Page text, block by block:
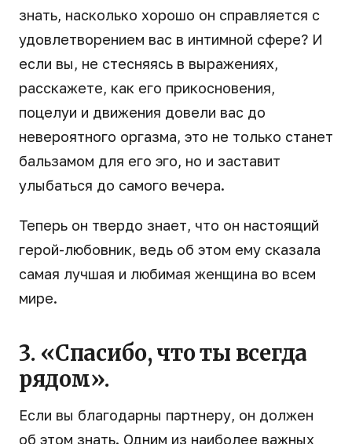
знать, насколько хорошо он справляется с
удовлетворением вас в интимной сфере? И
если вы, не стесняясь в выражениях,
расскажете, как его прикосновения,
поцелуи и движения довели вас до
невероятного оргазма, это не только станет
бальзамом для его эго, но и заставит
улыбаться до самого вечера.
Теперь он твердо знает, что он настоящий
герой-любовник, ведь об этом ему сказала
самая лучшая и любимая женщина во всем
мире.
3. «Спасибо, что ты всегда
рядом».
Если вы благодарны партнеру, он должен
об этом знать. Одним из наиболее важных